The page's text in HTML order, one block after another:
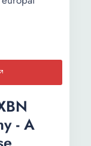
Nyitott
- A